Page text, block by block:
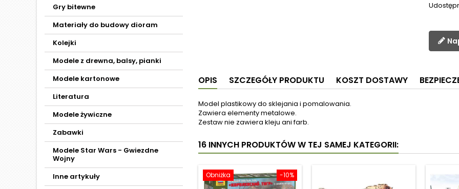
Gry bitewne
Materiały do budowy dioram
Kolejki
Modele z drewna, balsy, pianki
Modele kartonowe
Literatura
Modele żywiczne
Zabawki
Modele Star Wars - Gwiezdne
Wojny
Inne artykuły
OPIS SZCZEGÓŁY PRODUKTU KOSZT DOSTAWY
Model plastikowy do sklejania i pomalowania.
Zawiera elementy metalowe.
Zestaw nie zawiera kleju ani farb.
16 INNYCH PRODUKTÓW W TEJ SAMEJ KATEGORII:
-10%
Obniżka